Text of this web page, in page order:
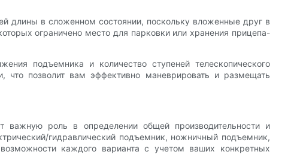
длины в сложенном состоянии, поскольку вложенные друг в
ограничено место для парковки или хранения прицепа-
подъемника и количество ступеней телескопического
позволит вам эффективно маневрировать и размещать
важную роль в определении общей производительности и
гидравлический подъемник, ножничный подъемник,
каждого варианта с учетом ваших конкретных